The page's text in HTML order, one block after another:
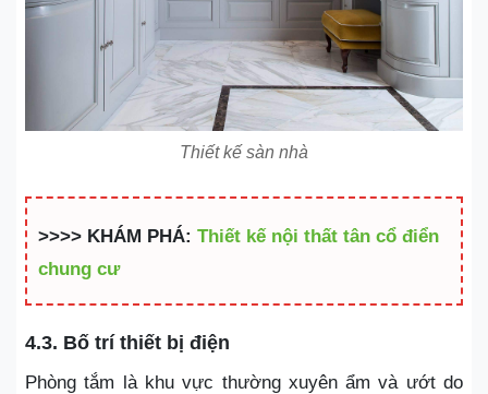
Thiết kế sàn nhà
>>>> KHÁM PHÁ: Thiết kế nội thất tân cổ điển
chung cư
4.3. Bố trí thiết bị điện
Phòng tắm là khu vực thường xuyên ẩm và ướt do